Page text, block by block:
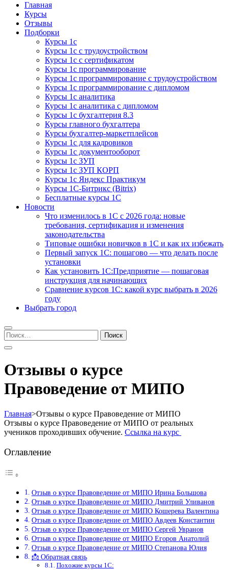
Курсы 1С
Курсы 1С официальная сертификация
Главная
Курсы
Отзывы
Подборки
Курсы 1с
Курсы 1с с трудоустройством
Курсы 1с с сертификатом
Курсы 1с программирование
Курсы 1с программирование с трудоустройством
Курсы 1с программирование с дипломом
Курсы 1с аналитика
Курсы 1с аналитика с дипломом
Курсы 1с бухгалтерия 8.3
Курсы главного бухгалтера
Курсы бухгалтер-маркетплейсов
Курсы 1с для кадровиков
Курсы 1с документооборот
Курсы 1с ЗУП
Курсы 1с ЗУП КОРП
Курсы 1с Яндекс Практикум
Курсы 1С-Битрикс (Bitrix)
Бесплатные курсы 1С
Новости
Что изменилось в 1С с 2026 года: новые
требования, сертификация и изменения
законодательства
Типовые ошибки новичков в 1С и как их избежать
Первый запуск 1С: пошагово — что делать после
установки
Как установить 1С:Предприятие — пошаговая
инструкция для начинающих
Сравнение курсов 1С: какой курс выбрать в 2026
году
Выбрать город
Найти:
Отзывы о курсе
Правоведение от МИПО
Главная>Отзывы о курсе Правоведение от МИПО
Отзывы о курсе Правоведение от МИПО от реальных
учеников проходивших обучение. Ссылка на курс
Оглавление
Отзыв о курсе Правоведение от МИПО Ирина Большова
Отзыв о курсе Правоведение от МИПО Дмитрий Уливанов
Отзыв о курсе Правоведение от МИПО Кошерева Валентина
Отзыв о курсе Правоведение от МИПО Авдеев Константин
Отзыв о курсе Правоведение от МИПО Сергей Увранов
Отзыв о курсе Правоведение от МИПО Егоров Анатолий
Отзыв о курсе Правоведение от МИПО Степанова Юлия
📩 Обратная связь
Похожие курсы 1С: